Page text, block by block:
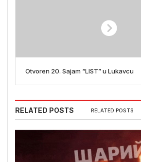
Otvoren 20. Sajam “LIST” u Lukavcu
RELATED POSTS RELATED POSTS